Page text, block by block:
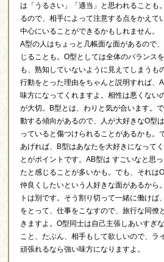
は「うるさい」「適当」と思われることも
るので、相手によって注意する点をかえて
中心にいることができるかもしれません。
A型の人はちょっと几帳面な面があるので
じることも。O型としては全体のバランス
も、熟知していないように見えてしまうも
行動をとった理由をちゃんと説明すれば、
味方になってくれますよ。相性は悪くない
が大切。B型とは、わりと気が合います。
動する傾向があるので、人が大好きなO型
っていると傷つけられることがあるかも。
あげれば、B型はあなたを大好きになって
とがポイントです。AB型は すごいなと思
たと感じることが多いかも。でも、それは
仲良くしたいという人好きな面があるから
トは別です。そう割り切って一緒に働けば
をとって、仕事をこなすので、旅行な同僚
きますよ。O型同士は自己主張しあいすぎ
こと、たぶん、相手もして欲しいので、ラ
頑張れるなら強い味方になりますよ。